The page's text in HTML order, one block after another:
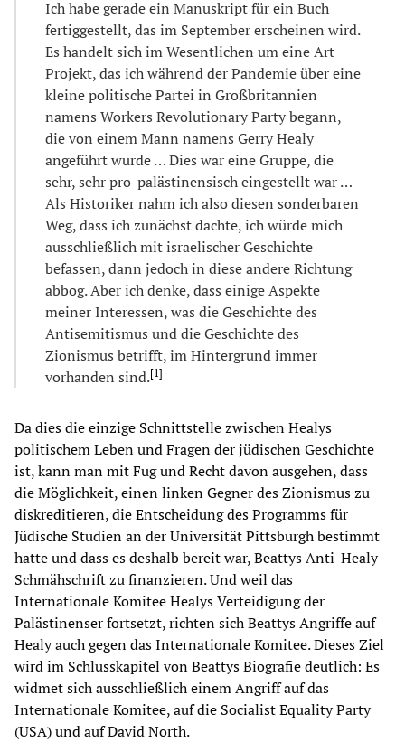
Ich habe gerade ein Manuskript für ein Buch
fertiggestellt, das im September erscheinen wird.
Es handelt sich im Wesentlichen um eine Art
Projekt, das ich während der Pandemie über eine
kleine politische Partei in Großbritannien
namens Workers Revolutionary Party begann,
die von einem Mann namens Gerry Healy
angeführt wurde … Dies war eine Gruppe, die
sehr, sehr pro-palästinensisch eingestellt war …
Als Historiker nahm ich also diesen sonderbaren
Weg, dass ich zunächst dachte, ich würde mich
ausschließlich mit israelischer Geschichte
befassen, dann jedoch in diese andere Richtung
abbog. Aber ich denke, dass einige Aspekte
meiner Interessen, was die Geschichte des
Antisemitismus und die Geschichte des
Zionismus betrifft, im Hintergrund immer
vorhanden sind.[1]
Da dies die einzige Schnittstelle zwischen Healys
politischem Leben und Fragen der jüdischen Geschichte
ist, kann man mit Fug und Recht davon ausgehen, dass
die Möglichkeit, einen linken Gegner des Zionismus zu
diskreditieren, die Entscheidung des Programms für
Jüdische Studien an der Universität Pittsburgh bestimmt
hatte und dass es deshalb bereit war, Beattys Anti-Healy-
Schmähschrift zu finanzieren. Und weil das
Internationale Komitee Healys Verteidigung der
Palästinenser fortsetzt, richten sich Beattys Angriffe auf
Healy auch gegen das Internationale Komitee. Dieses Ziel
wird im Schlusskapitel von Beattys Biografie deutlich: Es
widmet sich ausschließlich einem Angriff auf das
Internationale Komitee, auf die Socialist Equality Party
(USA) und auf David North.